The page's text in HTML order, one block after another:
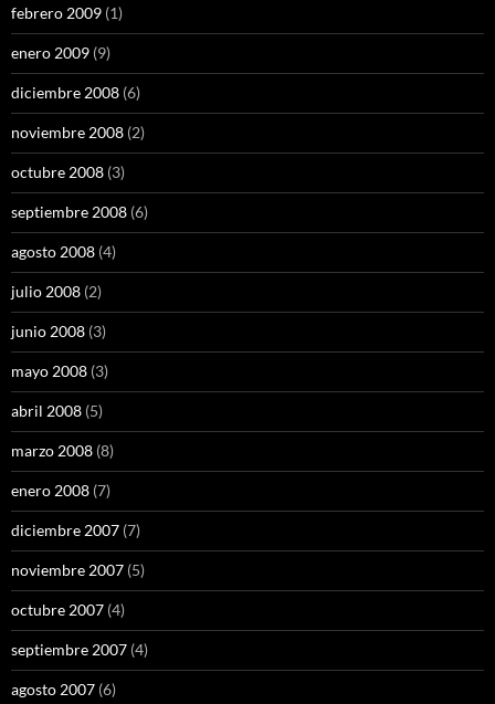
febrero 2009 (1)
enero 2009 (9)
diciembre 2008 (6)
noviembre 2008 (2)
octubre 2008 (3)
septiembre 2008 (6)
agosto 2008 (4)
julio 2008 (2)
junio 2008 (3)
mayo 2008 (3)
abril 2008 (5)
marzo 2008 (8)
enero 2008 (7)
diciembre 2007 (7)
noviembre 2007 (5)
octubre 2007 (4)
septiembre 2007 (4)
agosto 2007 (6)